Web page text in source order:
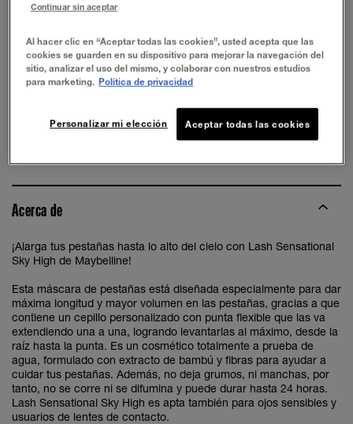
COMPRAR AHORA
Acerca de
¡Alarga tus pestañas hasta lo alto del cielo con Lash Sensational
Sky High de Maybelline!
Esta máscara de pestañas está diseñada especialmente para dar
máxima longitud y mayor volumen en las pestañas, gracias a que
contiene un cepillo personalizado con punta flexible que las va
extendiendo una a una, logrando levantarlas al máximo, desde la
raíz hasta la punta. Es un cosmético totalmente a prueba de
agua, formulado con extracto de bambú y fibras para ayudar a
cuidar tus pestañas. Además, no deja grumos, ni manchas, por
tanto, no se corre ni se difumina y puede durar hasta 24 horas.
Lash Sensational Sky High es apta también para ojos sensibles y
usuarios de lentes de contacto.
Al hacer clic en “Aceptar todas las cookies”, usted acepta que las
cookies se guarden en su dispositivo para mejorar la navegación del
sitio, analizar el uso del mismo, y colaborar con nuestros estudios
para marketing. Política de privacidad
Aceptar todas las cookies
Personalizar mi elección
Continuar sin aceptar